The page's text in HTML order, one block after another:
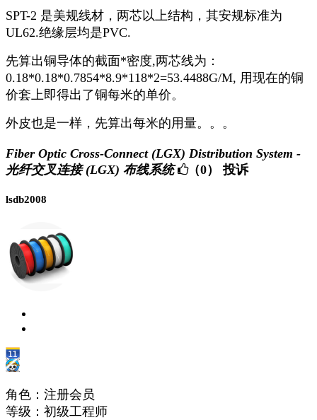
SPT-2 是美规线材，两芯以上结构，其安规标准为
UL62.绝缘层均是PVC.
先算出铜导体的截面*密度,两芯线为：
0.18*0.18*0.7854*8.9*118*2=53.4488G/M, 用现在的铜
价套上即得出了铜每米的单价。
外皮也是一样，先算出每米的用量。。。
Fiber Optic Cross-Connect (LGX) Distribution System -
光纤交叉连接 (LGX) 布线系统
（0） 投诉
lsdb2008
角色：注册会员
等级：初级工程师